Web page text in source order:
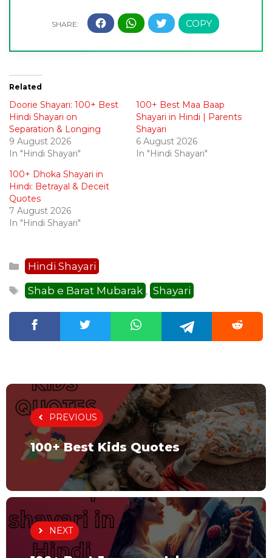
Related
Doorie Shayari: 100+ Best
Hindi Shayari on
Separation & Longing
9 August 2026
In "Hindi Shayari"
100+ Best Maa Baap
Shayari in Hindi | Parents
Shayari
6 August 2026
In "Hindi Shayari"
100+ Dhoka Shayari in
Hindi: Betrayal & Deceit
Quotes
7 August 2026
In "Hindi Shayari"
Categories
Hindi Shayari
Tags
Shab e Barat Mubarak , Shayari
PREVIOUS
100+ Best Kids Quotes
NEXT